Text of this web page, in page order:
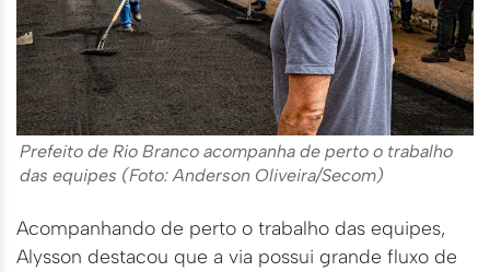
Prefeito de Rio Branco acompanha de perto o trabalho
das equipes (Foto: Anderson Oliveira/Secom)
Acompanhando de perto o trabalho das equipes,
Alysson destacou que a via possui grande fluxo de